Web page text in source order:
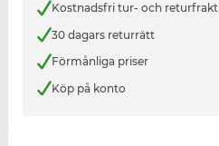
Kostnadsfri tur- och returfrakt
30 dagars returrätt
Förmånliga priser
Köp på konto